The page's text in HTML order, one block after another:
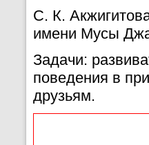
С. К.
имени Мусы
Задачи:
поведения в
друзьям.